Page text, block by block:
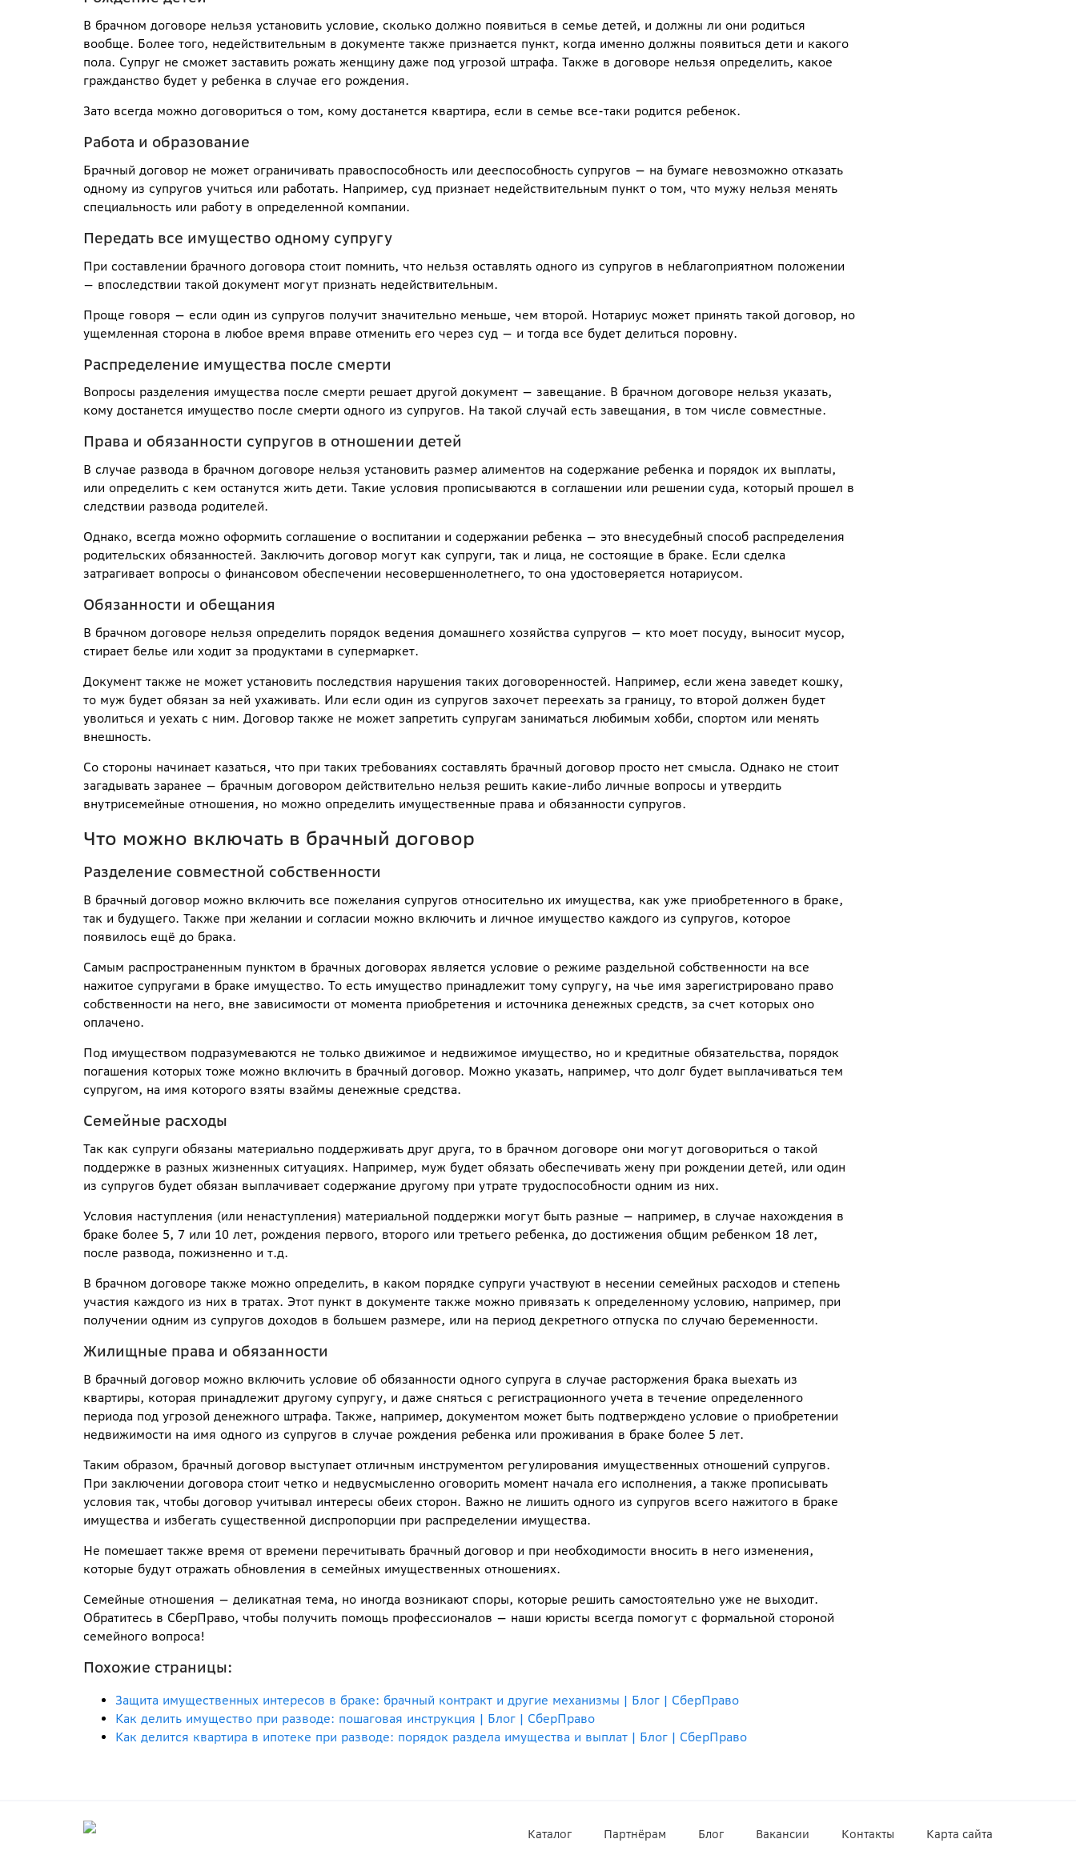
В брачном договоре нельзя установить условие, сколько должно появиться в семье детей, и должны ли они родиться
вообще. Более того, недействительным в документе также признается пункт, когда именно должны появиться дети и какого
пола. Супруг не сможет заставить рожать женщину даже под угрозой штрафа. Также в договоре нельзя определить, какое
гражданство будет у ребенка в случае его рождения.
Зато всегда можно договориться о том, кому достанется квартира, если в семье все-таки родится ребенок.
Работа и образование
Брачный договор не может ограничивать правоспособность или дееспособность супругов — на бумаге невозможно отказать
одному из супругов учиться или работать. Например, суд признает недействительным пункт о том, что мужу нельзя менять
специальность или работу в определенной компании.
Передать все имущество одному супругу
При составлении брачного договора стоит помнить, что нельзя оставлять одного из супругов в неблагоприятном положении
— впоследствии такой документ могут признать недействительным.
Проще говоря — если один из супругов получит значительно меньше, чем второй. Нотариус может принять такой договор, но
ущемленная сторона в любое время вправе отменить его через суд — и тогда все будет делиться поровну.
Распределение имущества после смерти
Вопросы разделения имущества после смерти решает другой документ — завещание. В брачном договоре нельзя указать,
кому достанется имущество после смерти одного из супругов. На такой случай есть завещания, в том числе совместные.
Права и обязанности супругов в отношении детей
В случае развода в брачном договоре нельзя установить размер алиментов на содержание ребенка и порядок их выплаты,
или определить с кем останутся жить дети. Такие условия прописываются в соглашении или решении суда, который прошел в
следствии развода родителей.
Однако, всегда можно оформить соглашение о воспитании и содержании ребенка — это внесудебный способ распределения
родительских обязанностей. Заключить договор могут как супруги, так и лица, не состоящие в браке. Если сделка
затрагивает вопросы о финансовом обеспечении несовершеннолетнего, то она удостоверяется нотариусом.
Обязанности и обещания
В брачном договоре нельзя определить порядок ведения домашнего хозяйства супругов — кто моет посуду, выносит мусор,
стирает белье или ходит за продуктами в супермаркет.
Документ также не может установить последствия нарушения таких договоренностей. Например, если жена заведет кошку,
то муж будет обязан за ней ухаживать. Или если один из супругов захочет переехать за границу, то второй должен будет
уволиться и уехать с ним. Договор также не может запретить супругам заниматься любимым хобби, спортом или менять
внешность.
Со стороны начинает казаться, что при таких требованиях составлять брачный договор просто нет смысла. Однако не стоит
загадывать заранее — брачным договором действительно нельзя решить какие-либо личные вопросы и утвердить
внутрисемейные отношения, но можно определить имущественные права и обязанности супругов.
Что можно включать в брачный договор
Разделение совместной собственности
В брачный договор можно включить все пожелания супругов относительно их имущества, как уже приобретенного в браке,
так и будущего. Также при желании и согласии можно включить и личное имущество каждого из супругов, которое
появилось ещё до брака.
Самым распространенным пунктом в брачных договорах является условие о режиме раздельной собственности на все
нажитое супругами в браке имущество. То есть имущество принадлежит тому супругу, на чье имя зарегистрировано право
собственности на него, вне зависимости от момента приобретения и источника денежных средств, за счет которых оно
оплачено.
Под имуществом подразумеваются не только движимое и недвижимое имущество, но и кредитные обязательства, порядок
погашения которых тоже можно включить в брачный договор. Можно указать, например, что долг будет выплачиваться тем
супругом, на имя которого взяты взаймы денежные средства.
Семейные расходы
Так как супруги обязаны материально поддерживать друг друга, то в брачном договоре они могут договориться о такой
поддержке в разных жизненных ситуациях. Например, муж будет обязать обеспечивать жену при рождении детей, или один
из супругов будет обязан выплачивает содержание другому при утрате трудоспособности одним из них.
Условия наступления (или ненаступления) материальной поддержки могут быть разные — например, в случае нахождения в
браке более 5, 7 или 10 лет, рождения первого, второго или третьего ребенка, до достижения общим ребенком 18 лет,
после развода, пожизненно и т.д.
В брачном договоре также можно определить, в каком порядке супруги участвуют в несении семейных расходов и степень
участия каждого из них в тратах. Этот пункт в документе также можно привязать к определенному условию, например, при
получении одним из супругов доходов в большем размере, или на период декретного отпуска по случаю беременности.
Жилищные права и обязанности
В брачный договор можно включить условие об обязанности одного супруга в случае расторжения брака выехать из
квартиры, которая принадлежит другому супругу, и даже сняться с регистрационного учета в течение определенного
периода под угрозой денежного штрафа. Также, например, документом может быть подтверждено условие о приобретении
недвижимости на имя одного из супругов в случае рождения ребенка или проживания в браке более 5 лет.
Таким образом, брачный договор выступает отличным инструментом регулирования имущественных отношений супругов.
При заключении договора стоит четко и недвусмысленно оговорить момент начала его исполнения, а также прописывать
условия так, чтобы договор учитывал интересы обеих сторон. Важно не лишить одного из супругов всего нажитого в браке
имущества и избегать существенной диспропорции при распределении имущества.
Не помешает также время от времени перечитывать брачный договор и при необходимости вносить в него изменения,
которые будут отражать обновления в семейных имущественных отношениях.
Семейные отношения — деликатная тема, но иногда возникают споры, которые решить самостоятельно уже не выходит.
Обратитесь в СберПраво, чтобы получить помощь профессионалов — наши юристы всегда помогут с формальной стороной
семейного вопроса!
Похожие страницы:
Защита имущественных интересов в браке: брачный контракт и другие механизмы | Блог | СберПраво
Как делить имущество при разводе: пошаговая инструкция | Блог | СберПраво
Как делится квартира в ипотеке при разводе: порядок раздела имущества и выплат | Блог | СберПраво
Каталог Партнёрам Блог Вакансии Контакты Карта сайта